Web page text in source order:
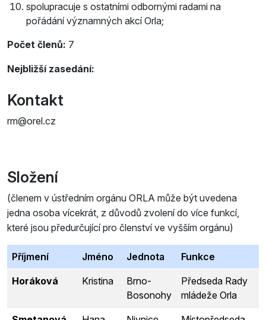
spolupracuje s ostatními odbornými radami na
pořádání významných akcí Orla;
Počet členů: 7
Nejbližší zasedání:
Kontakt
rm@orel.cz
Složení
(členem v ústředním orgánu ORLA může být uvedena
jedna osoba vícekrát, z důvodů zvolení do více funkcí,
které jsou předurčující pro členství ve vyšším orgánu)
Příjmení Jméno Jednota Funkce
Horáková Kristina
Brno-
Bosonohy
Předseda Rady
mládeže Orla